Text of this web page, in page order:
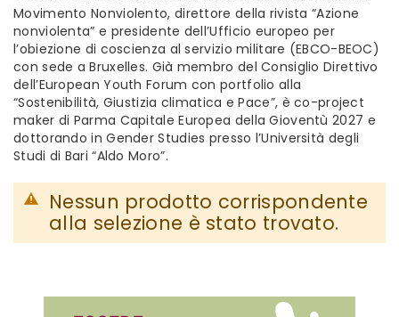
Movimento Nonviolento, direttore della rivista “Azione
nonviolenta” e presidente dell’Ufficio europeo per
l’obiezione di coscienza al servizio militare (EBCO-BEOC)
con sede a Bruxelles. Già membro del Consiglio Direttivo
dell’European Youth Forum con portfolio alla
“Sostenibilità, Giustizia climatica e Pace”, è co-project
maker di Parma Capitale Europea della Gioventù 2027 e
dottorando in Gender Studies presso l’Università degli
Studi di Bari “Aldo Moro”.
Nessun prodotto corrispondente
alla selezione è stato trovato.